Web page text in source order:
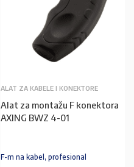
ALAT ZA KABELE I KONEKTORE
Alat za montažu F konektora
AXING BWZ 4-01
F-m na kabel, profesional